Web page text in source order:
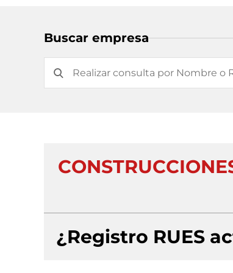
Buscar empresa
¿Registro RUES